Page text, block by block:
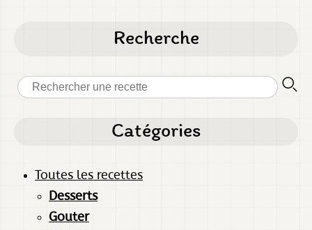
Recherche
Catégories
Toutes les recettes
Desserts
Gouter